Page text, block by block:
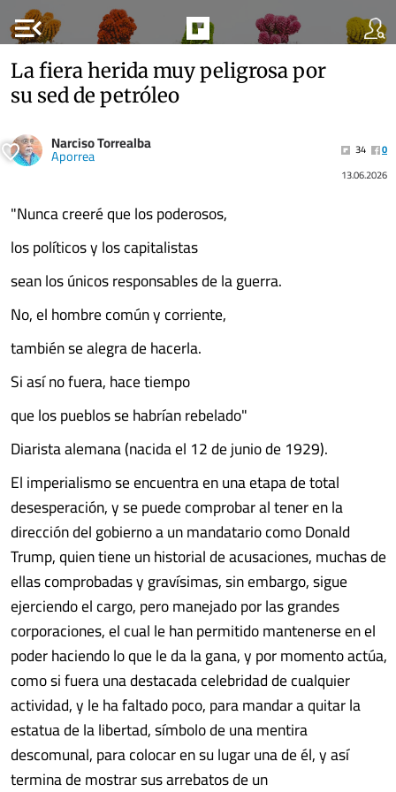
menu_open
La fiera herida muy peligrosa por
su sed de petróleo
Narciso Torrealba
Aporrea 34
0
13.06.2026
"Nunca creeré que los poderosos,
los políticos y los capitalistas
sean los únicos responsables de la guerra.
No, el hombre común y corriente,
también se alegra de hacerla.
Si así no fuera, hace tiempo
que los pueblos se habrían rebelado"
Diarista alemana (nacida el 12 de junio de 1929).
El imperialismo se encuentra en una etapa de total
desesperación, y se puede comprobar al tener en la
dirección del gobierno a un mandatario como Donald
Trump, quien tiene un historial de acusaciones, muchas de
ellas comprobadas y gravísimas, sin embargo, sigue
ejerciendo el cargo, pero manejado por las grandes
corporaciones, el cual le han permitido mantenerse en el
poder haciendo lo que le da la gana, y por momento actúa,
como si fuera una destacada celebridad de cualquier
actividad, y le ha faltado poco, para mandar a quitar la
estatua de la libertad, símbolo de una mentira
descomunal, para colocar en su lugar una de él, y así
termina de mostrar sus arrebatos de un